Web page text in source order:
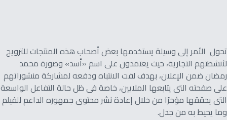
تحول الأمر إلى وسيلة يستخدمها بعض أصحاب هذه المنتجات للترويج
لأنشطتهم التجارية، حيث يعتمدون على اسم «أسد» وصورة محمد
رمضان ضمن الإعلان، بهدف لفت الانتباه ودفعه لمشاركة منشوراتهم
على صفحته التى يتابعها الملايين، خاصة فى ظل حالة التفاعل الواسعة
التى يحققها مؤخرًا من خلال إعادة نشر محتوى جمهوره الداعم للفيلم
وما يحيط به من جدل.